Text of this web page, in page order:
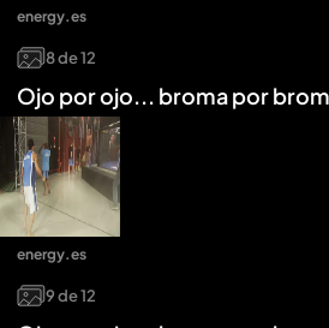
8de12
Ojo por ojo... broma por
energy.es
9de12
energy.es